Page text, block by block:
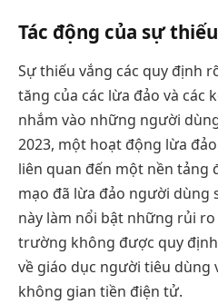
Tác động của sự
Sự thiếu vắng các quy định
tăng của các lừa đảo và các
nhắm vào những người
2023, một hoạt động lừa
liên quan đến một nền tảng
mạo đã lừa đảo người dùng
này làm nổi bật những rủi
trường không được quy
về giáo dục người tiêu dùng
không gian tiền điện tử.